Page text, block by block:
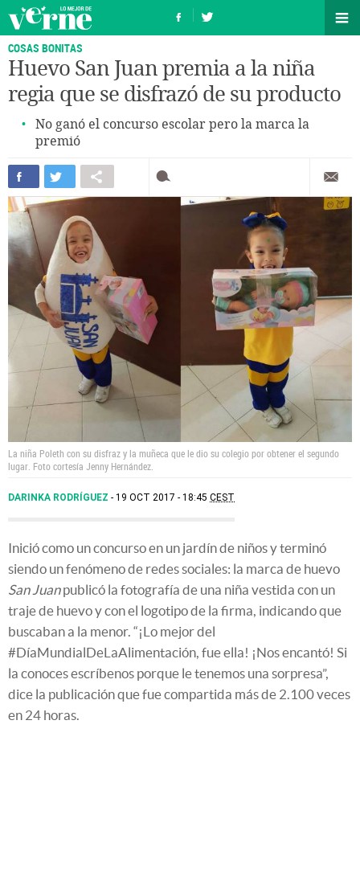
COSAS BONITAS
Huevo San Juan premia a la niña
regia que se disfrazó de su producto
No ganó el concurso escolar pero la marca la
premió
La niña Poleth con su disfraz y la muñeca que le dio su colegio por obtener el segundo
lugar. Foto cortesía Jenny Hernández.
DARINKA RODRÍGUEZ 19 OCT 2017 - 18:45 CEST
Inició como un concurso en un jardín de niños y terminó
siendo un fenómeno de redes sociales: la marca de huevo
San Juanpublicó la fotografía de una niña vestida con un
traje de huevo y con el logotipo de la firma, indicando que
buscaban a la menor. “¡Lo mejor del
#DíaMundialDeLaAlimentación, fue ella! ¡Nos encantó! Si
la conoces escríbenos porque le tenemos una sorpresa”,
dice la publicación que fue compartida más de 2.100 veces
en 24 horas.